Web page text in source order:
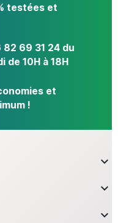
testées et
69 31 24 du
de 10H à 18H
et
!


